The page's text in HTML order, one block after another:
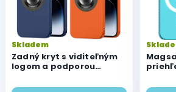
Zadný kryt s viditeľným
logom a podporou
iPhone 14 Plus
Skladem
Plus